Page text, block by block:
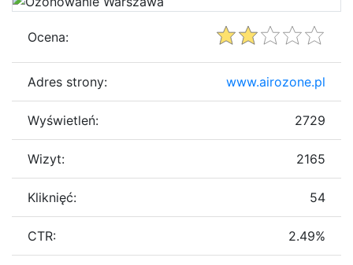
Ocena:
Adres strony: www.airozone.pl
Wyświetleń: 2729
Wizyt: 2165
Kliknięć: 54
CTR: 2.49%